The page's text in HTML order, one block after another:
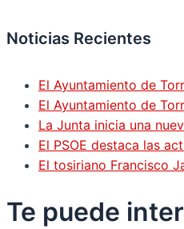
Noticias Recientes
El Ayuntamiento de
El Ayuntamiento de
La Junta inicia una
El PSOE destaca las
El tosiriano Francisco
Te puede